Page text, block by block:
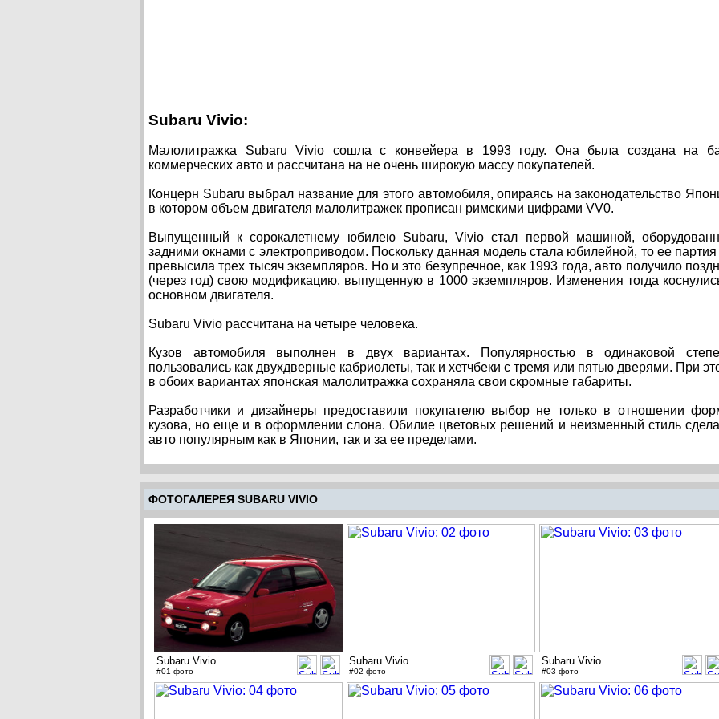
Subaru Vivio:
Малолитражка Subaru Vivio сошла с конвейера в 1993 году. Она была создана на
коммерческих авто и рассчитана на не очень широкую массу покупателей.
Концерн Subaru выбрал название для этого автомобиля, опираясь на законодательство
в котором объем двигателя малолитражек прописан римскими цифрами VV0.
Выпущенный к сорокалетнему юбилею Subaru, Vivio стал первой машиной,
задними окнами с электроприводом. Поскольку данная модель стала юбилейной, то ее партия
превысила трех тысяч экземпляров. Но и это безупречное, как 1993 года, авто получило
(через год) свою модификацию, выпущенную в 1000 экземпляров. Изменения тогда
основном двигателя.
Subaru Vivio рассчитана на четыре человека.
Кузов автомобиля выполнен в двух вариантах. Популярностью в одинаковой
пользовались как двухдверные кабриолеты, так и хетчбеки с тремя или пятью дверями. При
в обоих вариантах японская малолитражка сохраняла свои скромные габариты.
Разработчики и дизайнеры предоставили покупателю выбор не только в отношении
кузова, но еще и в оформлении слона. Обилие цветовых решений и неизменный стиль
авто популярным как в Японии, так и за ее пределами.
ФОТОГАЛЕРЕЯ SUBARU VIVIO
Subaru Vivio
#01 фото
Subaru Vivio
#02 фото
Subaru Vivio
#03 фото